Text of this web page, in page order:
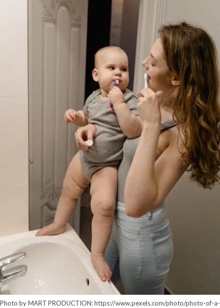
Photo by MART PRODUCTION: https://www.pexels.com/photo/photo-of-a-